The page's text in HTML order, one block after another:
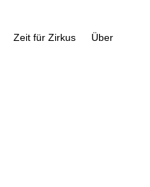
Zeit für Zirkus Über